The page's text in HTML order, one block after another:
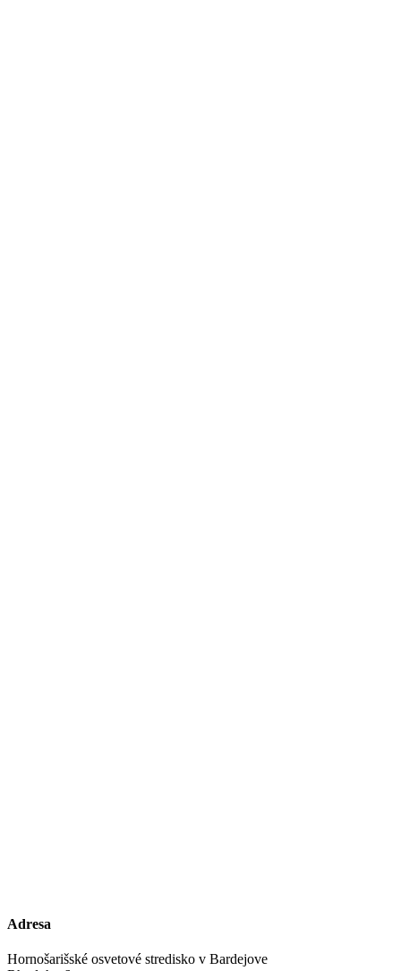
Adresa
Hornošarišské osvetové stredisko v Bardejove